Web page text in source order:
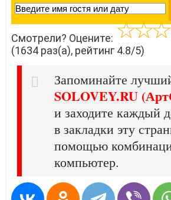
Смотрели? Оцените:
(1634 раз(а), рейтинг 4.8/5)
Запоминайте
SOLOVEY.RU
и заходите каждый
в закладки эту
помощью
компьютер.